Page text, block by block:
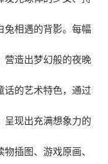
兔相遇的背影。每幅
营造出梦幻般的夜晚
话的艺术特色，通过
呈现出充满想象力的
插图、游戏原画、